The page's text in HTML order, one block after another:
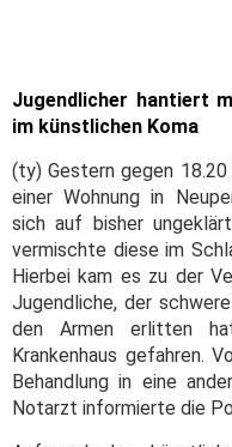
Jugendlicher hantiert
im künstlichen Koma
(ty) Gestern gegen
einer Wohnung in
sich auf bisher
vermischte diese im
Hierbei kam es zu der
Jugendliche, der
den Armen erlitten
Krankenhaus gefahren.
Behandlung in eine
Notarzt informierte die